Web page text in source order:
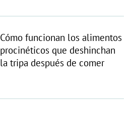
Cómo funcionan los alimentos
procinéticos que deshinchan
la tripa después de comer